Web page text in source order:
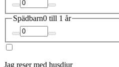
Spädbarn0 till 1 år
Jag reser med husdjur